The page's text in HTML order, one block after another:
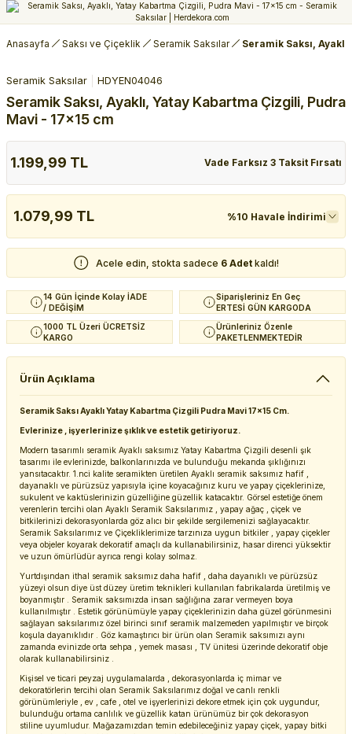
Anasayfa Saksı ve Çiçeklik Seramik Saksılar Seramik Saksı,
Seramik Saksılar HDYEN04046
Seramik Saksı, Ayaklı, Yatay Kabartma Çizgili, Pudra
Mavi - 17x15 cm
1.199,99 TL Vade Farksız 3 Taksit Fırsatı
1.079,99 TL %10 Havale İndirimi
Acele edin, stokta sadece 6 Adet kaldı!
14 Gün İçinde Kolay İADE
/ DEĞİŞİM
Siparişleriniz En Geç
ERTESİ GÜN KARGODA
1000 TL Üzeri ÜCRETSİZ
KARGO
Ürünleriniz Özenle
PAKETLENMEKTEDİR
Ürün Açıklama
Seramik Saksı Ayaklı Yatay Kabartma Çizgili Pudra Mavi 17x15 Cm.
Evlerinize , işyerlerinize şıklık ve estetik getiriyoruz.
Modern tasarımlı seramik Ayaklı saksımız Yatay Kabartma Çizgili desenli şık
tasarımı ile evlerinizde, balkonlarınızda ve bulunduğu mekanda şıklığınızı
yansıtacaktır. 1.nci kalite seramikten üretilen Ayaklı seramik saksımız hafif ,
dayanaklı ve pürüzsüz yapısıyla içine koyacağınız kuru ve yapay çiçeklerinize,
sukulent ve kaktüslerinizin güzelliğine güzellik katacaktır. Görsel estetiğe önem
verenlerin tercihi olan Ayaklı Seramik Saksılarımız , yapay ağaç , çiçek ve
bitkilerinizi dekorasyonlarda göz alıcı bir şekilde sergilemenizi sağlayacaktır.
Seramik Saksılarımız ve Çiçekliklerimize tarzınıza uygun bitkiler , yapay çiçekler
veya objeler koyarak dekoratif amaçlı da kullanabilirsiniz, hasar direnci yüksektir
ve uzun ömürlüdür ayrıca rengi kolay solmaz.
Yurtdışından ithal seramik saksımız daha hafif , daha dayanıklı ve pürüzsüz
yüzeyi olsun diye üst düzey üretim teknikleri kullanılan fabrikalarda üretilmiş ve
boyanmıştır . Seramik saksımızda insan sağlığına zarar vermeyen boya
kullanılmıştır . Estetik görünümüyle yapay çiçeklerinizin daha güzel görünmesini
sağlayan saksılarımız özel birinci sınıf seramik malzemeden yapılmıştır ve birçok
koşula dayanıklıdır . Göz kamaştırıcı bir ürün olan Seramik saksımızı aynı
zamanda evinizde orta sehpa , yemek masası , TV ünitesi üzerinde dekoratif obje
olarak kullanabilirsiniz .
Kişisel ve ticari peyzaj uygulamalarda , dekorasyonlarda iç mimar ve
dekoratörlerin tercihi olan Seramik Saksılarımız doğal ve canlı renkli
görünümleriyle , ev , cafe , otel ve işyerlerinizi dekore etmek için çok uygundur,
bulunduğu ortama canlılık ve güzellik katan ürünümüz bir çok dekorasyon
stiline uyumludur. Mağazamızdan temin edebileceğiniz yapay çiçek, yapay bitki